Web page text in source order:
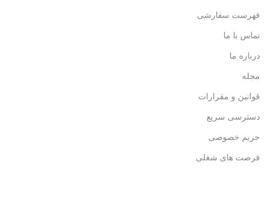
فهرست سفارشی
تماس با ما
درباره ما
مجله
قوانین و مقرارات
دسترسی سریع
حریم خصوصی
فرصت های شغلی